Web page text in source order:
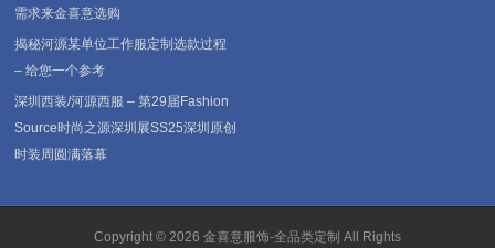
需求来金喜意选购
揭秘河源某单位工作服定制选款过程
– 给您一个参考
深圳西装/河源西服 – 第29届Fashion
Source时尚之源深圳展SS25深圳原创
时装周圆满落幕
Copyright © 2026 金喜意服饰-全品类定制 All Rights